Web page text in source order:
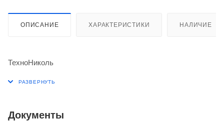
ОПИСАНИЕ ХАРАКТЕРИСТИКИ НАЛИЧИЕ
ТехноНиколь
Документы